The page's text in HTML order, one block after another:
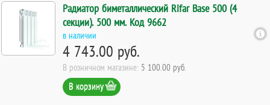
Радиатор биметаллический Rifar Base 500 (4
секции). 500 мм. Код 9662
в наличии
4 743.00 руб.
В розничном магазине: 5 100.00 руб.
В корзину